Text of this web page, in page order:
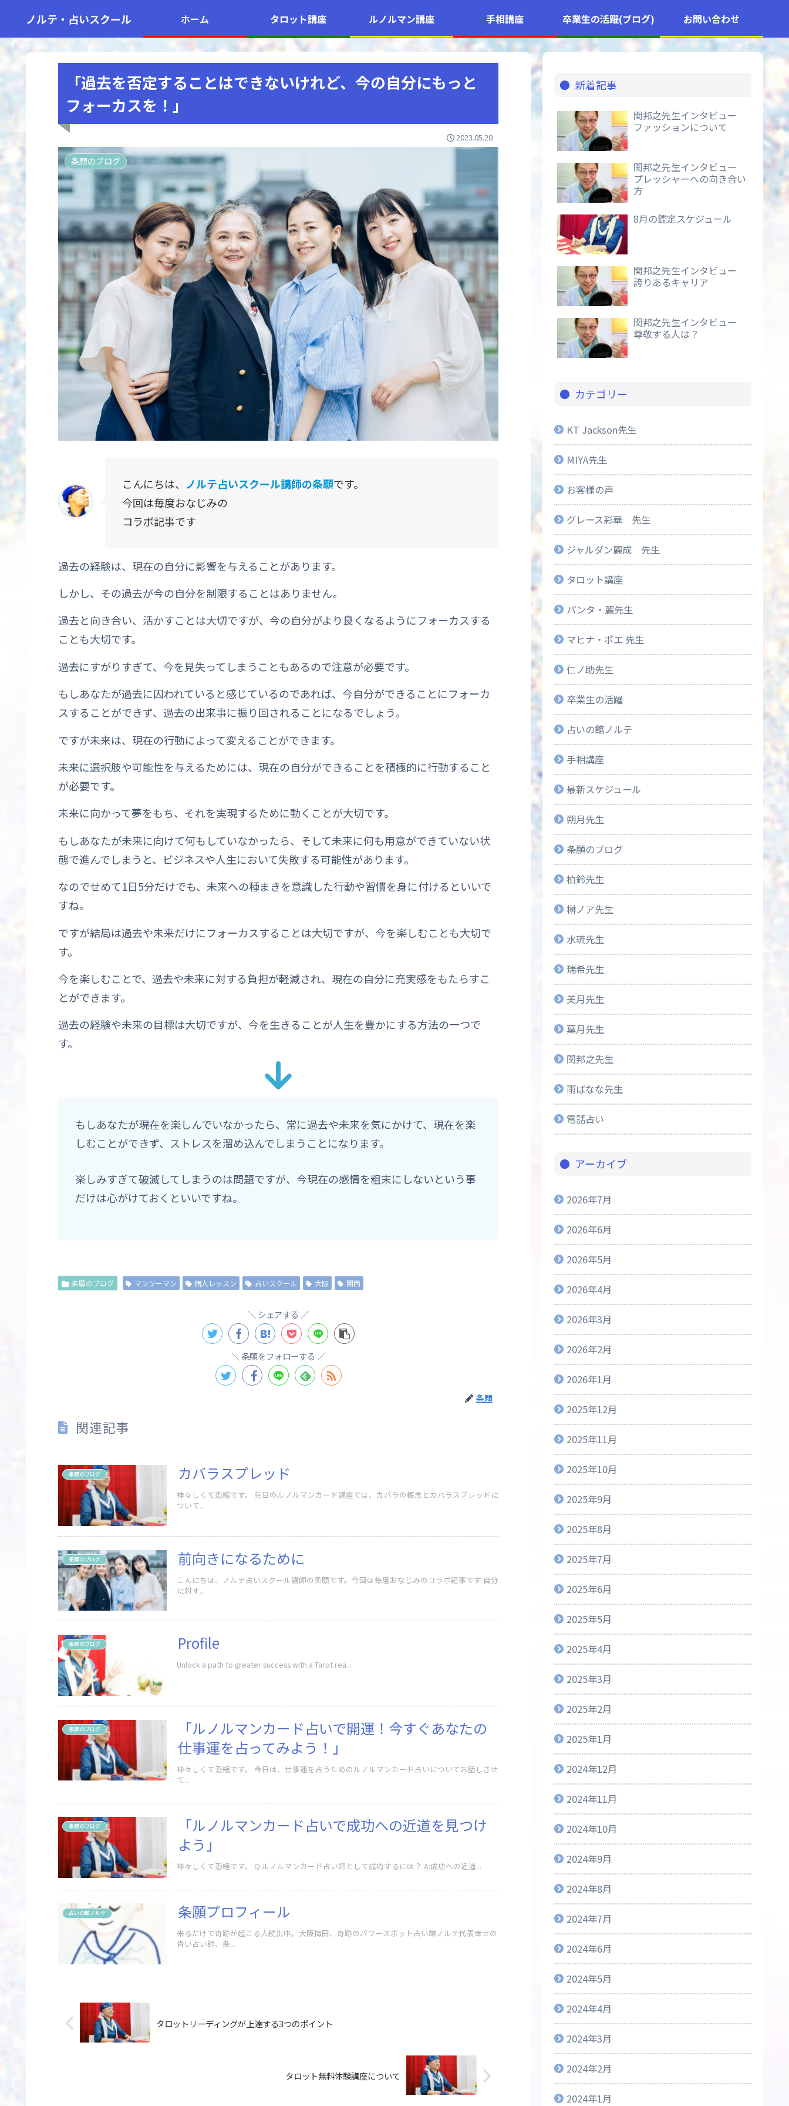
ノルテ・占いスクール ホーム タロット講座 ルノルマン講座 手相講座 卒業生の活躍(ブログ) お問い合わせ
「過去を否定することはできないけれど、今の自分にもっと
フォーカスを！」
2023.05.20
条願のブログ
こんにちは、 ノルテ占いスクール講師の条願です。
今回は毎度おなじみの
コラボ記事です
過去の経験は、現在の自分に影響を与えることがあります。
しかし、その過去が今の自分を制限することはありません。
過去と向き合い、活かすことは大切ですが、今の自分がより良くなるようにフォーカスする
ことも大切です。
過去にすがりすぎて、今を見失ってしまうこともあるので注意が必要です。
もしあなたが過去に囚われていると感じているのであれば、今自分ができることにフォーカ
スすることができず、過去の出来事に振り回されることになるでしょう。
ですが未来は、現在の行動によって変えることができます。
未来に選択肢や可能性を与えるためには、現在の自分ができることを積極的に行動すること
が必要です。
未来に向かって夢をもち、それを実現するために動くことが大切です。
もしあなたが未来に向けて何もしていなかったら、そして未来に何も用意ができていない状
態で進んでしまうと、ビジネスや人生において失敗する可能性があります。
なのでせめて1日5分だけでも、未来への種まきを意識した行動や習慣を身に付けるといいで
すね。
ですが結局は過去や未来だけにフォーカスすることは大切ですが、今を楽しむことも大切で
す。
今を楽しむことで、過去や未来に対する負担が軽減され、現在の自分に充実感をもたらすこ
とができます。
過去の経験や未来の目標は大切ですが、今を生きることが人生を豊かにする方法の一つで
す。
もしあなたが現在を楽しんでいなかったら、常に過去や未来を気にかけて、現在を楽
しむことができず、ストレスを溜め込んでしまうことになります。
楽しみすぎて破滅してしまうのは問題ですが、今現在の感情を粗末にしないという事
だけは心がけておくといいですね。
条願のブログ マンツーマン 個人レッスン 占いスクール 大阪 関西
シェアする
条願をフォローする
条願
関連記事
条願のブログ カバラスプレッド
神々しくて恐縮です。 先日のルノルマンカード講座では、カバラの概念とカバラスプレッドに
ついて...
条願のブログ 前向きになるために
こんにちは、ノルテ占いスクール講師の条願です。今回は毎度おなじみのコラボ記事です 自分
に対す...
条願のブログ Profile
Unlock a path to greater success with a Tarot rea...
条願のブログ
「ルノルマンカード占いで開運！今すぐあなたの
仕事運を占ってみよう！」
神々しくて恐縮です。 ――今日は、仕事運を占うためのルノルマンカード占いについてお話しさせ
て...
条願のブログ
「ルノルマンカード占いで成功への近道を見つけ
よう」
神々しくて恐縮です。 Q:ルノルマンカード占い師として成功するには？ A:成功への近道...
占いの館ノルテ 条願プロフィール
来るだけで奇跡が起こる人続出中。大阪梅田、奇跡のパワースポット占い館ノルテ代表幸せの
青い占い師、条...
タロットリーディングが上達する3つのポイント
タロット無料体験講座について
新着記事
関邦之先生インタビュー
ファッションについて
関邦之先生インタビュー
プレッシャーへの向き合い
方
8月の鑑定スケジュール
関邦之先生インタビュー
誇りあるキャリア
関邦之先生インタビュー
尊敬する人は？
カテゴリー
KT Jackson先生
MIYA先生
お客様の声
グレース彩華 先生
ジャルダン麗成 先生
タロット講座
パンタ・麗先生
マヒナ・ポエ 先生
仁ノ助先生
卒業生の活躍
占いの館ノルテ
手相講座
最新スケジュール
朔月先生
条願のブログ
柏鈴先生
榊ノア先生
水琉先生
瑞希先生
美月先生
葉月先生
関邦之先生
雨ばなな先生
電話占い
アーカイブ
2026年7月
2026年6月
2026年5月
2026年4月
2026年3月
2026年2月
2026年1月
2025年12月
2025年11月
2025年10月
2025年9月
2025年8月
2025年7月
2025年6月
2025年5月
2025年4月
2025年3月
2025年2月
2025年1月
2024年12月
2024年11月
2024年10月
2024年9月
2024年8月
2024年7月
2024年6月
2024年5月
2024年4月
2024年3月
2024年2月
2024年1月